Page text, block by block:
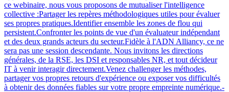
ce webinaire, nous vous proposons de mutualiser l'intelligence
collective :Partager les repères méthodologiques utiles pour évaluer
ses propres pratiques.Identifier ensemble les zones de flou qui
persistent.Confronter les points de vue d'un évaluateur indépendant
et des deux grands acteurs du secteur.Fidèle à l'ADN Alliancy, ce ne
sera pas une session descendante. Nous invitons les directions
générales, de la RSE, les DSI et responsables NR, et tout décideur
IT à venir interagir directement.Venez challenger les méthodes,
partager vos propres retours d'expérience ou exposer vos difficultés
à obtenir des données fiables sur votre propre empreinte numérique.-